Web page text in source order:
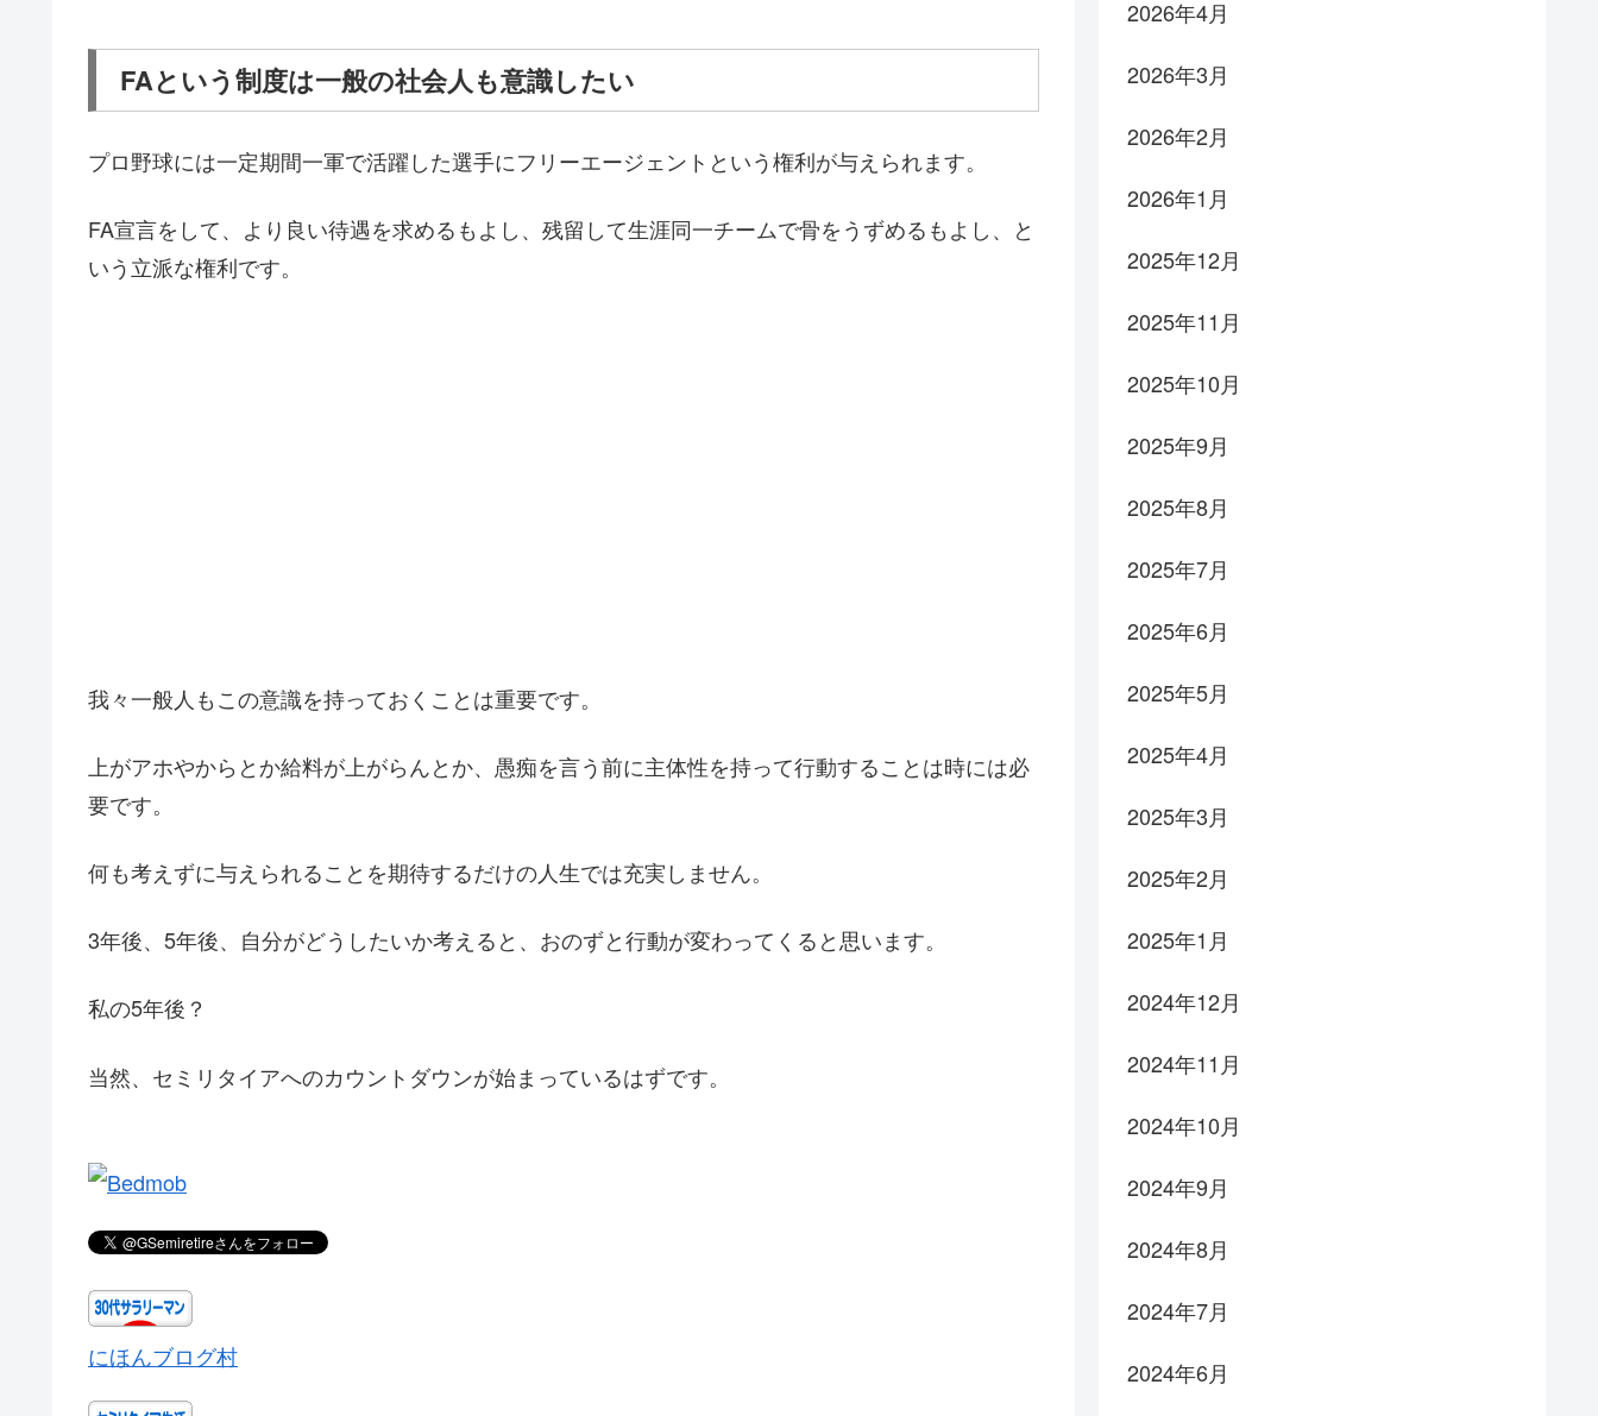
FAという制度は一般の社会人も意識したい
プロ野球には一定期間一軍で活躍した選手にフリーエージェントという権利が与えられます。
FA宣言をして、より良い待遇を求めるもよし、残留して生涯同一チームで骨をうずめるもよし、と
いう立派な権利です。
我々一般人もこの意識を持っておくことは重要です。
上がアホやからとか給料が上がらんとか、愚痴を言う前に主体性を持って行動することは時には必
要です。
何も考えずに与えられることを期待するだけの人生では充実しません。
3年後、5年後、自分がどうしたいか考えると、おのずと行動が変わってくると思います。
私の5年後？
当然、セミリタイアへのカウントダウンが始まっているはずです。
にほんブログ村
2026年4月
2026年3月
2026年2月
2026年1月
2025年12月
2025年11月
2025年10月
2025年9月
2025年8月
2025年7月
2025年6月
2025年5月
2025年4月
2025年3月
2025年2月
2025年1月
2024年12月
2024年11月
2024年10月
2024年9月
2024年8月
2024年7月
2024年6月